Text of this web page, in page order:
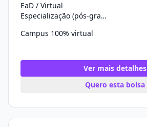
EaD / Virtual
Especialização (pós-graduação)
Campus 100% virtual
Ver mais detalhes
Quero esta bolsa